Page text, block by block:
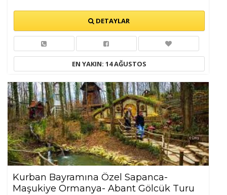
Tercihleri Kaydet
DETAYLAR
EN YAKIN: 14 AĞUSTOS
Kurban Bayramına Özel Sapanca-
Maşukiye Ormanya- Abant Gölcük Turu